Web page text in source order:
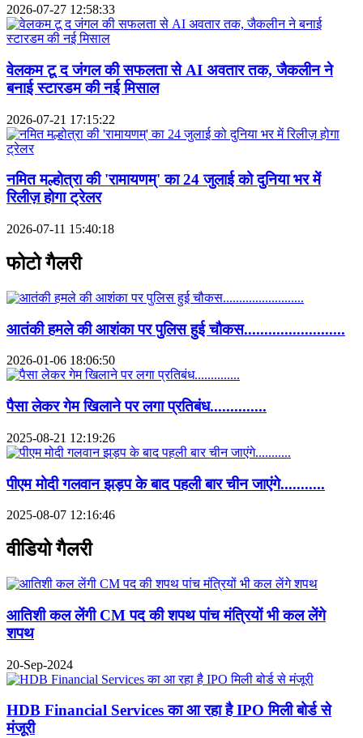
2026-07-27 12:58:33
वेलकम टू द जंगल की सफलता से AI अवतार तक, जैकलीन ने
बनाई स्टारडम की नई मिसाल
2026-07-21 17:15:22
नमित मल्होत्रा की 'रामायणम्' का 24 जुलाई को दुनिया भर में
रिलीज़ होगा ट्रेलर
2026-07-11 15:40:18
फोटो गैलरी
आतंकी हमले की आशंका पर पुलिस हुई चौकस.........................
2026-01-06 18:06:50
पैसा लेकर गेम खिलाने पर लगा प्रतिबंध..............
2025-08-21 12:19:26
पीएम मोदी गलवान झड़प के बाद पहली बार चीन जाएंगे...........
2025-08-07 12:16:46
वीडियो गैलरी
आतिशी कल लेंगी CM पद की शपथ पांच मंत्रियों भी कल लेंगे
शपथ
20-Sep-2024
HDB Financial Services का आ रहा है IPO मिली बोर्ड से
मंजूरी